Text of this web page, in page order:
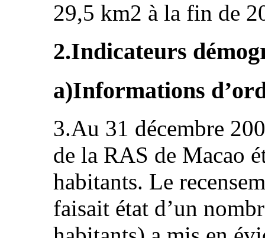
29,5 km2 à la fin de
2.Indicateurs
a)Informations
3.Au 31 décembre
de la RAS de Macao
habitants. Le
faisait état d’un